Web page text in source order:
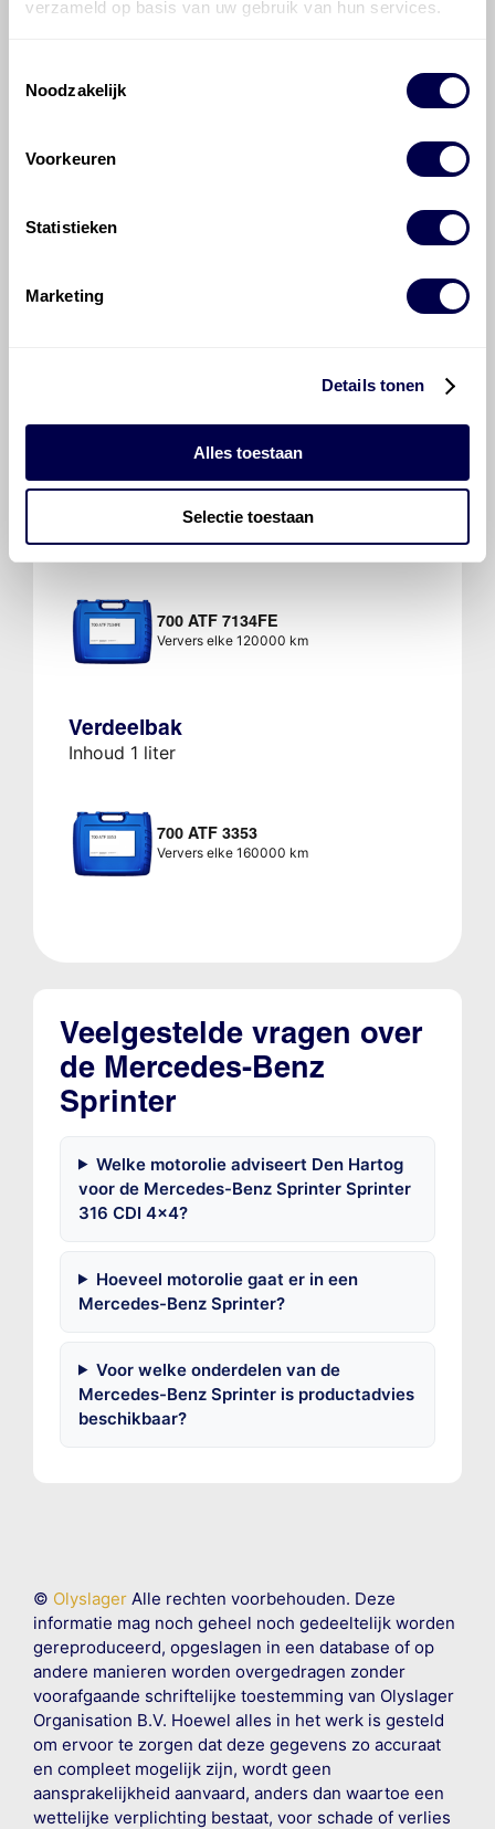
verzameld op basis van uw gebruik van hun services.
Noodzakelijk
Voorkeuren
Statistieken
Marketing
Details tonen
Alles toestaan
Selectie toestaan
Mobil ATF 134FE
700 ATF 7134FE
Ververs elke 120000 km
Verdeelbak
Inhoud 1 liter
700 ATF 3353
Ververs elke 160000 km
Veelgestelde vragen over
de Mercedes-Benz
Sprinter
Welke motorolie adviseert Den Hartog
voor de Mercedes-Benz Sprinter Sprinter
316 CDI 4x4?
Hoeveel motorolie gaat er in een
Mercedes-Benz Sprinter?
Voor welke onderdelen van de
Mercedes-Benz Sprinter is productadvies
beschikbaar?
© OlyslagerAlle rechten voorbehouden. Deze
informatie mag noch geheel noch gedeeltelijk worden
gereproduceerd, opgeslagen in een database of op
andere manieren worden overgedragen zonder
voorafgaande schriftelijke toestemming van Olyslager
Organisation B.V. Hoewel alles in het werk is gesteld
om ervoor te zorgen dat deze gegevens zo accuraat
en compleet mogelijk zijn, wordt geen
aansprakelijkheid aanvaard, anders dan waartoe een
wettelijke verplichting bestaat, voor schade of verlies